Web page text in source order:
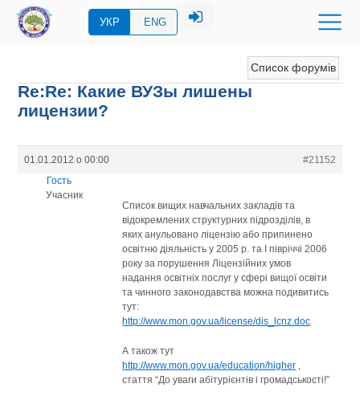
УКР ENG
Список форумів
Re:Re: Какие ВУЗы лишены
лицензии?
01.01.2012 о 00:00
#21152
Гость
Учасник
Cписок вищих навчальних закладів та
відокремлених структурних підрозділів, в
яких анульовано ліцензію або припинено
освітню діяльність у 2005 р. та І півріччі 2006
року за порушення Ліцензійних умов
надання освітніх послуг у сфері вищої освіти
та чинного законодавства можна подивитись
тут:
http://www.mon.gov.ua/license/dis_lcnz.doc
А також тут
http://www.mon.gov.ua/education/higher ,
стаття “До уваги абітурієнтів і громадськості!”